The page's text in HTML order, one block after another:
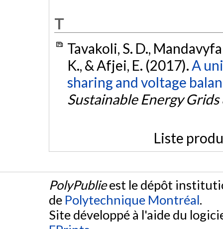
T
Tavakoli, S. D.,
K., & Afjei, E. (2017).A
sharing and voltage
Sustainable Energy
Liste
PolyPublieest le dépôt
de Polytechnique Montréal.
Site développé à l'aide du